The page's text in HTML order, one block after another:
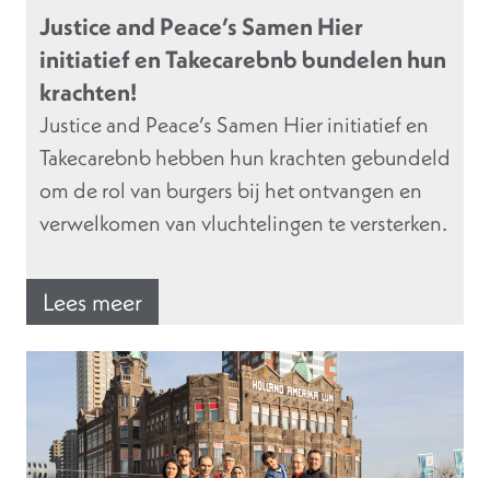
Justice and Peace’s Samen Hier
initiatief en Takecarebnb bundelen hun
krachten!
Justice and Peace’s Samen Hier initiatief en
Takecarebnb hebben hun krachten gebundeld
om de rol van burgers bij het ontvangen en
verwelkomen van vluchtelingen te versterken.
Lees meer